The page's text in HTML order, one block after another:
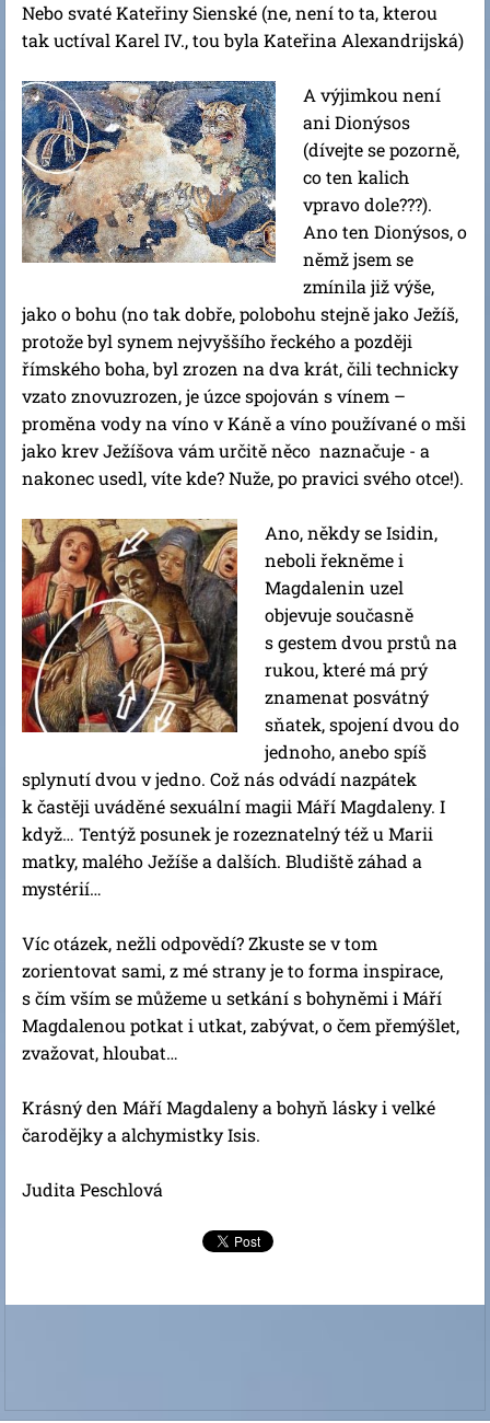
Nebo svaté Kateřiny Sienské (ne, není to ta, kterou
tak uctíval Karel IV., tou byla Kateřina Alexandrijská)
A výjimkou není
ani Dionýsos
(dívejte se pozorně,
co ten kalich
vpravo dole???).
Ano ten Dionýsos, o
němž jsem se
zmínila již výše,
jako o bohu (no tak dobře, polobohu stejně jako Ježíš,
protože byl synem nejvyššího řeckého a později
římského boha, byl zrozen na dva krát, čili technicky
vzato znovuzrozen, je úzce spojován s vínem –
proměna vody na víno v Káně a víno používané o mši
jako krev Ježíšova vám určitě něco naznačuje - a
nakonec usedl, víte kde? Nuže, po pravici svého otce!).
Ano, někdy se Isidin,
neboli řekněme i
Magdalenin uzel
objevuje současně
s gestem dvou prstů na
rukou, které má prý
znamenat posvátný
sňatek, spojení dvou do
jednoho, anebo spíš
splynutí dvou v jedno. Což nás odvádí nazpátek
k častěji uváděné sexuální magii Máří Magdaleny. I
když… Tentýž posunek je rozeznatelný též u Marii
matky, malého Ježíše a dalších. Bludiště záhad a
mystérií…
Víc otázek, nežli odpovědí? Zkuste se v tom
zorientovat sami, z mé strany je to forma inspirace,
s čím vším se můžeme u setkání s bohyněmi i Máří
Magdalenou potkat i utkat, zabývat, o čem přemýšlet,
zvažovat, hloubat…
Krásný den Máří Magdaleny a bohyň lásky i velké
čarodějky a alchymistky Isis.
Judita Peschlová